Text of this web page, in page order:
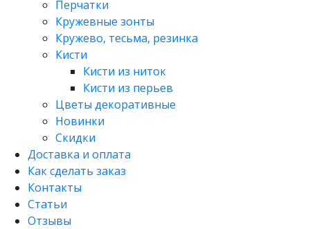
Перчатки
Кружевные зонты
Кружево, тесьма, резинка
Кисти
Кисти из ниток
Кисти из перьев
Цветы декоративные
Новинки
Скидки
Доставка и оплата
Как сделать заказ
Контакты
Статьи
Отзывы